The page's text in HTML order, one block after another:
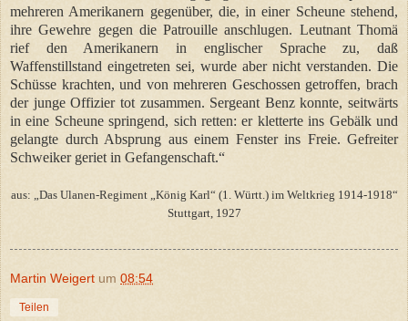
mehreren Amerikanern gegenüber, die, in einer Scheune stehend,
ihre Gewehre gegen die Patrouille anschlugen. Leutnant Thomä
rief den Amerikanern in englischer Sprache zu, daß
Waffenstillstand eingetreten sei, wurde aber nicht verstanden. Die
Schüsse krachten, und von mehreren Geschossen getroffen, brach
der junge Offizier tot zusammen. Sergeant Benz konnte, seitwärts
in eine Scheune springend, sich retten: er kletterte ins Gebälk und
gelangte durch Absprung aus einem Fenster ins Freie. Gefreiter
Schweiker geriet in Gefangenschaft.“
aus: „Das Ulanen-Regiment „König Karl“ (1. Württ.) im Weltkrieg 1914-1918“
Stuttgart, 1927
Martin Weigert um 08:54
Teilen